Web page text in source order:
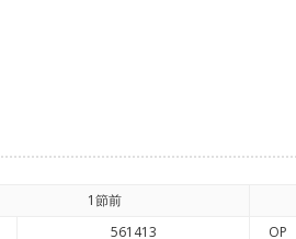
1節前
561413 OP